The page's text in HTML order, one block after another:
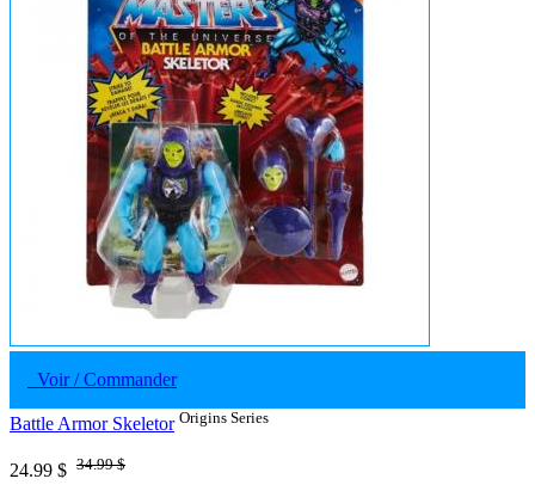
Voir / Commander
Battle Armor Skeletor Origins Series
24.99 $ 34.99 $